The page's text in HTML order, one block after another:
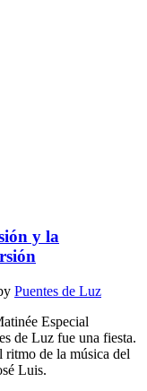
y la
Puentes de Luz
Especial
de Luz fue una fiesta.
ritmo de la música del
Luis.